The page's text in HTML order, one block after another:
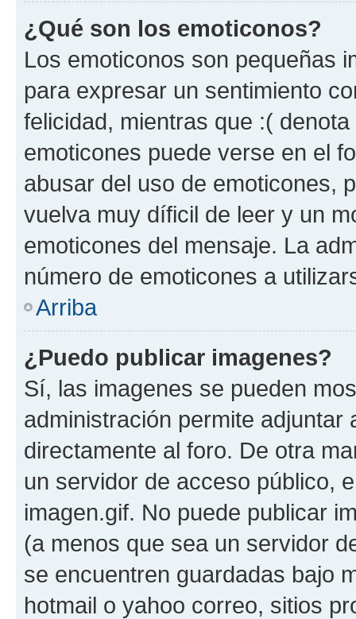
¿Qué son los emoticonos?
Los emoticonos son pequeñas
para expresar un sentimiento
felicidad, mientras que :(
emoticones puede verse en el
abusar del uso de emoticones,
vuelva muy díficil de leer y un
emoticones del mensaje. La
número de emoticones a
Arriba
¿Puedo publicar imagenes?
Sí, las imagenes se pueden
administración permite
directamente al foro. De otra
un servidor de acceso público,
imagen.gif. No puede publicar
(a menos que sea un servidor
se encuentren guardadas bajo
hotmail o yahoo correo, sitios